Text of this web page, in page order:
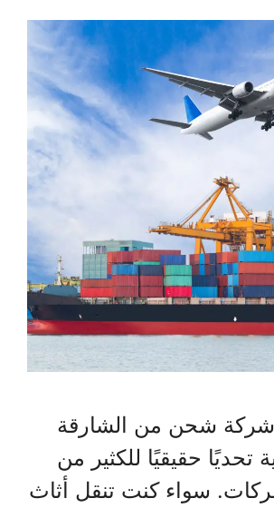
شركة شحن من الشارقة
تحديًا حقيقيًا للكثير من
سواء كنت تنقل أثاث